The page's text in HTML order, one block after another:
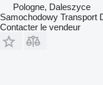
Pologne, Daleszyce
Samochodowy Transport
Contacter le vendeur